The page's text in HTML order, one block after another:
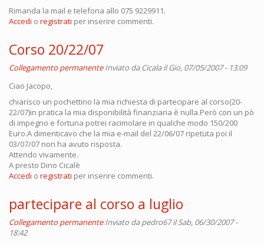
Rimanda la mail e telefona allo 075 9229911.
Accedi o registrati per inserire commenti.
Corso 20/22/07
Collegamento permanente Inviato daCicalail Gio, 07/05/2007 - 13:09
Ciao Jacopo,
chiarisco un pochettino la mia richiesta di partecipare al corso(20-
22/07)in pratica la mia disponibilità finanziaria è nulla.Però con un pò
di impegno e fortuna potrei racimolare in qualche modo 150/200
Euro.A dimenticavo che la mia e-mail del 22/06/07 ripetuta poi il
03/07/07 non ha avuto risposta.
Attendo vivamente.
A presto Dino Cicalè
Accedi o registrati per inserire commenti.
partecipare al corso a luglio
Collegamento permanente Inviato dapedro67il Sab, 06/30/2007 -
18:42